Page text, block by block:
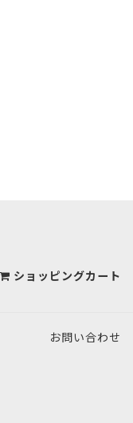
ショッピングカート
お問い合わせ